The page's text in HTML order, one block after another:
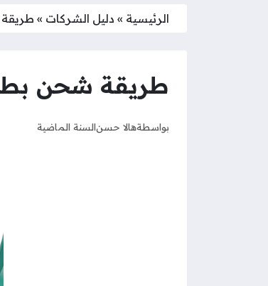
الرئيسية » دليل الشركات » طريقة
طريقة شحن بطاقة
بواسطةهالا حسنالسنة الماضية